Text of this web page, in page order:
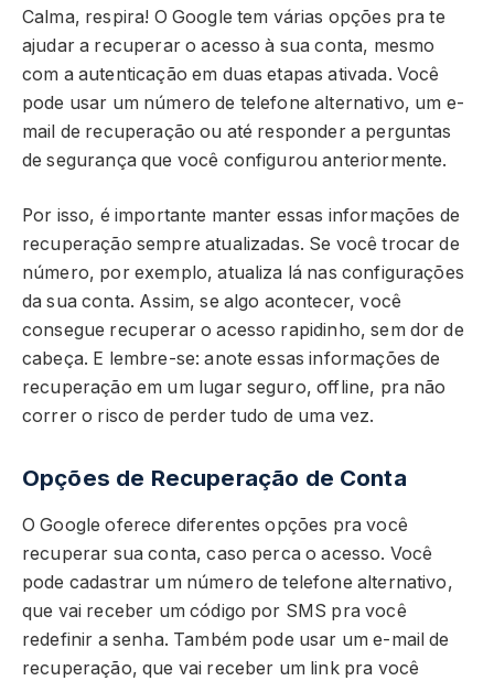
Calma, respira! O Google tem várias opções pra te
ajudar a recuperar o acesso à sua conta, mesmo
com a autenticação em duas etapas ativada. Você
pode usar um número de telefone alternativo, um e-
mail de recuperação ou até responder a perguntas
de segurança que você configurou anteriormente.
Por isso, é importante manter essas informações de
recuperação sempre atualizadas. Se você trocar de
número, por exemplo, atualiza lá nas configurações
da sua conta. Assim, se algo acontecer, você
consegue recuperar o acesso rapidinho, sem dor de
cabeça. E lembre-se: anote essas informações de
recuperação em um lugar seguro, offline, pra não
correr o risco de perder tudo de uma vez.
Opções de Recuperação de Conta
O Google oferece diferentes opções pra você
recuperar sua conta, caso perca o acesso. Você
pode cadastrar um número de telefone alternativo,
que vai receber um código por SMS pra você
redefinir a senha. Também pode usar um e-mail de
recuperação, que vai receber um link pra você